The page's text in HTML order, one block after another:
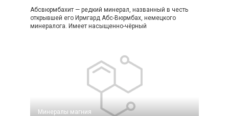
Абсвюрмбахит — редкий минерал, названный в честь
открывшей его Ирмгард Абс-Вюрмбах, немецкого
минералога. Имеет насыщенно-чёрный
Минералы магния‎